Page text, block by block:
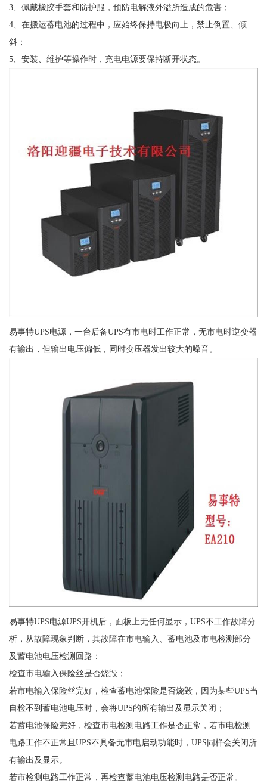
3、佩戴橡胶手套和防护服，预防电解液外溢所造成的危害；
4、在搬运蓄电池的过程中，应始终保持电极向上，禁止倒置、倾
斜；
5、安装、维护等操作时，充电电源要保持断开状态。
易事特UPS电源，一台后备UPS有市电时工作正常，无市电时逆变器
有输出，但输出电压偏低，同时变压器发出较大的噪音。
易事特UPS电源UPS开机后，面板上无任何显示，UPS不工作故障分
析，从故障现象判断，其故障在市电输入、蓄电池及市电检测部分
及蓄电池电压检测回路：
检查市电输入保险丝是否烧毁；
若市电输入保险丝完好，检查蓄电池保险是否烧毁，因为某些UPS当
自检不到蓄电池电压时，会将UPS的所有输出及显示关闭；
若蓄电池保险完好，检查市电检测电路工作是否正常，若市电检测
电路工作不正常且UPS不具备无市电启动功能时，UPS同样会关闭所
有输出及显示。
若市检测电路工作正常，再检查蓄电池电压检测电路是否正常。